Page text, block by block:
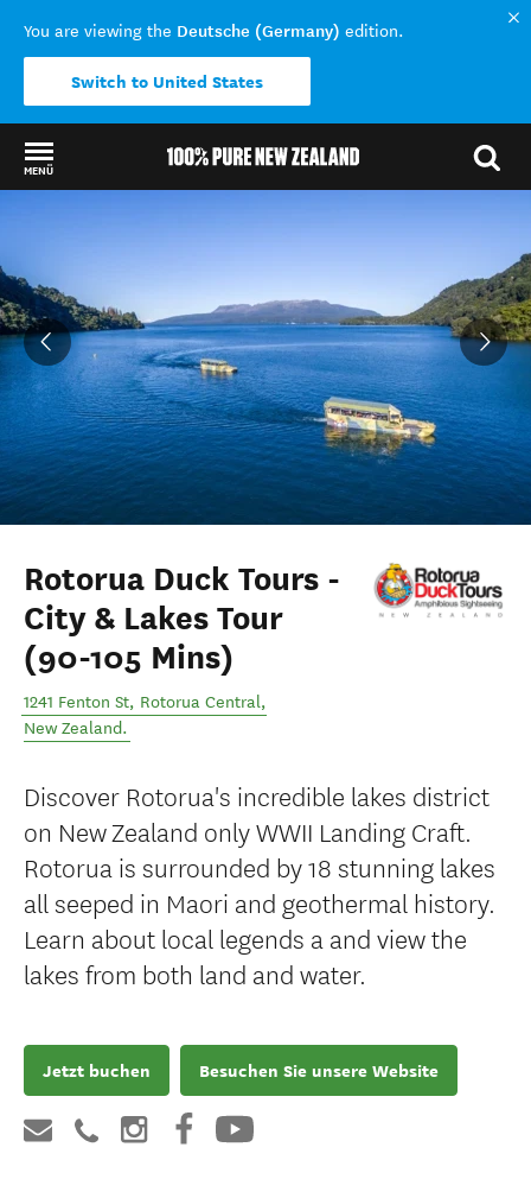
You are viewing the Deutsche (Germany) edition.
Switch to United States
MENÜ
Rotorua Duck Tours -
City & Lakes Tour
(90-105 Mins)
1241 Fenton St, Rotorua Central,
New Zealand.
Discover Rotorua's incredible lakes district
on New Zealand only WWII Landing Craft.
Rotorua is surrounded by 18 stunning lakes
all seeped in Maori and geothermal history.
Learn about local legends a and view the
lakes from both land and water.
Jetzt buchen Besuchen Sie unsere Website